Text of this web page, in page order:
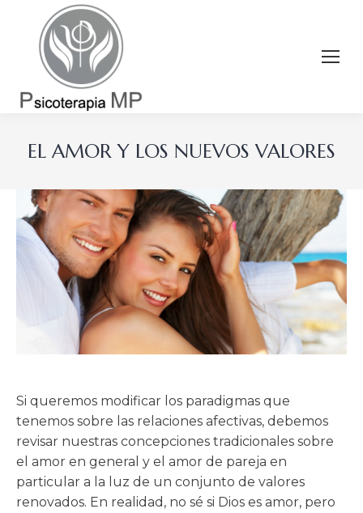
EL AMOR Y LOS NUEVOS VALORES
Si queremos modificar los paradigmas que
tenemos sobre las relaciones afectivas, debemos
revisar nuestras concepciones tradicionales sobre
el amor en general y el amor de pareja en
particular a la luz de un conjunto de valores
renovados. En realidad, no sé si Dios es amor, pero